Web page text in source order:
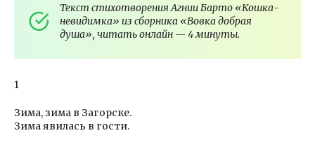
Текст стихотворения Агнии Барто «Кошка-
невидимка» из сборника «Вовка добрая
душа», читать онлайн — 4 минуты.
1
Зима, зима в Загорске.
Зима явилась в гости.